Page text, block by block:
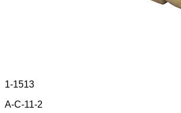
1-1513
A-C-11-2